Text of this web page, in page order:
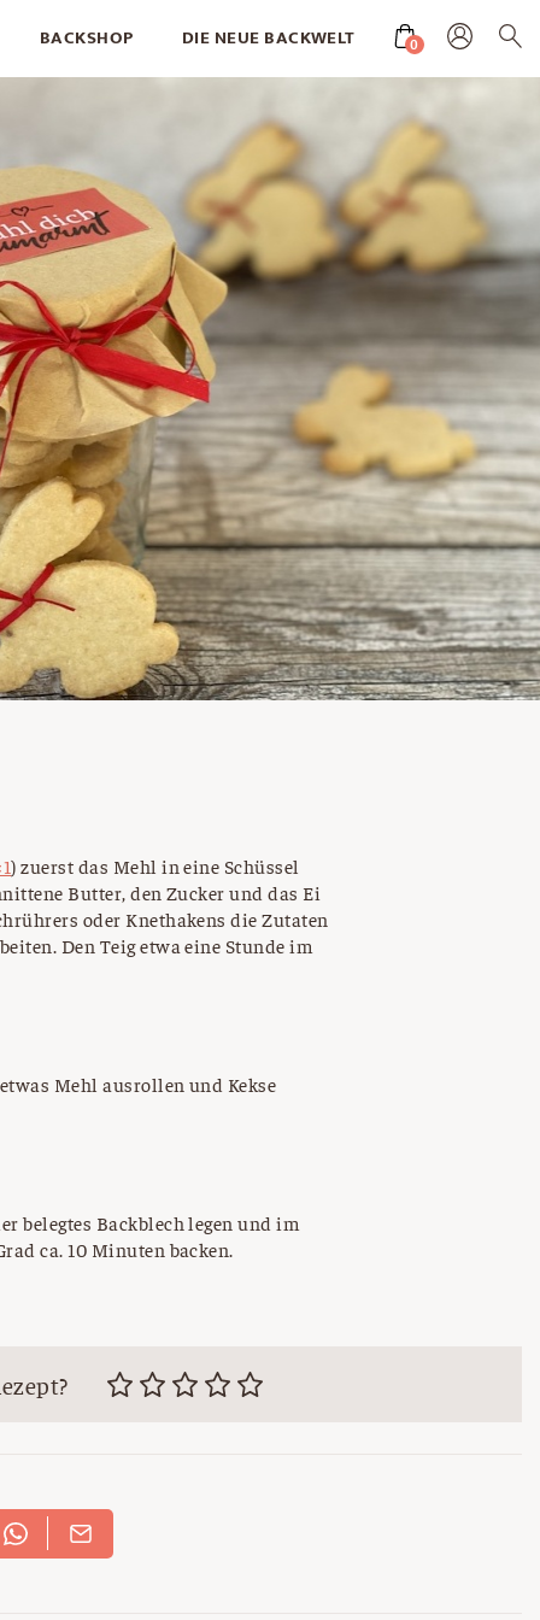
BACKSHOP DIE NEUE BACKWELT 0
) zuerst das Mehl in eine Schüssel
Butter, den Zucker und das Ei
oder Knethakens die Zutaten
Den Teig etwa eine Stunde im
Mehl ausrollen und Kekse
belegtes Backblech legen und im
ca. 10 Minuten backen.